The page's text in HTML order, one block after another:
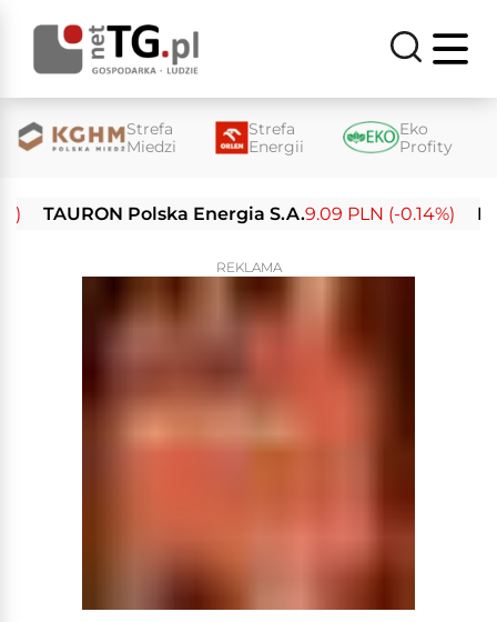
Strefa
Miedzi
Strefa
Energii
Eko
Profity
Polska Energia S.A.9.09 PLN (-0.14%) Enea
REKLAMA